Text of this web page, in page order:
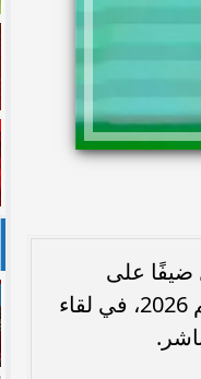
5 يونيو 2025، حين يحل ضيفًا على
منتخب البحرين ضمن الجولة التاسعة من التصفيات الآسيوية المؤهلة لكأس العالم 2026، في لقاء